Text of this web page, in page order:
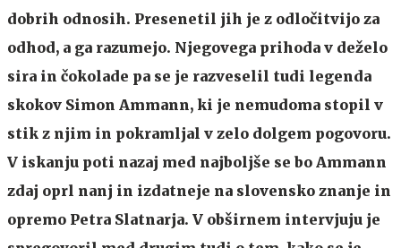
dobrih odnosih. Presenetil jih je z odločitvijo za
odhod, a ga razumejo. Njegovega prihoda v deželo
sira in čokolade pa se je razveselil tudi legenda
skokov Simon Ammann, ki je nemudoma stopil v
stik z njim in pokramljal v zelo dolgem pogovoru.
V iskanju poti nazaj med najboljše se bo Ammann
zdaj oprl nanj in izdatneje na slovensko znanje in
opremo Petra Slatnarja. V obširnem intervjuju je